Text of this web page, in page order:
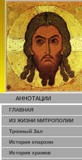
АННОТАЦИИ
ГЛАВНАЯ
ИЗ ЖИЗНИ МИТРОПОЛИИ
Тронный Зал
История епархии
История храмов